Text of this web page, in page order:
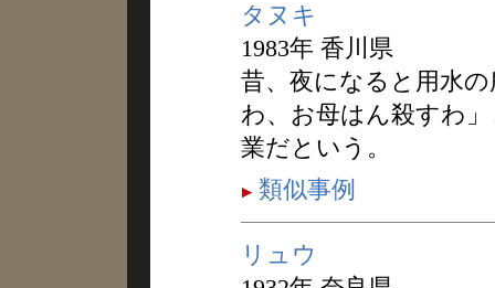
タヌキ
1983年 香川県
昔、夜になると用水
わ、お母はん殺すわ
業だという。
類似事例
リュウ